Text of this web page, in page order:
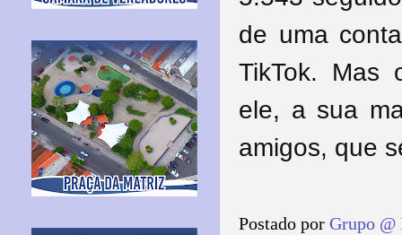
de uma
TikTok. Mas
ele, a sua
amigos, que
Postado por Grupo @